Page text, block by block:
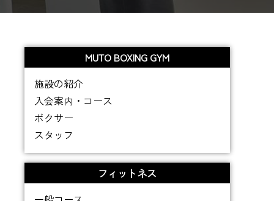
MUTO BOXING GYM
施設の紹介
入会案内・コース
ボクサー
スタッフ
フィットネス